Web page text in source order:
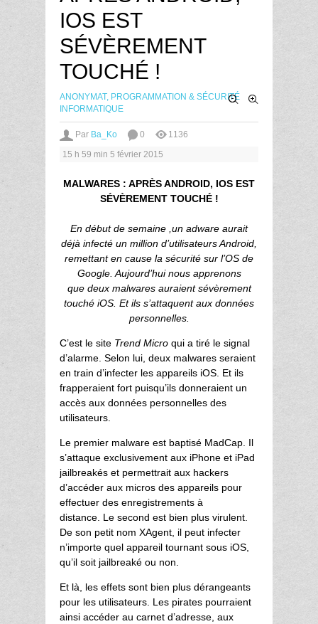
IOS EST
SÉVÈREMENT
TOUCHÉ !
ANONYMAT, PROGRAMMATION & SÉCURITÉ
INFORMATIQUE
Par Ba_Ko 0
1136
15 h 59 min 5 février 2015
MALWARES : APRÈS ANDROID, IOS EST
SÉVÈREMENT TOUCHÉ !
En début de semaine ,un adware aurait
déjà infecté un million d’utilisateurs Android,
remettant en cause la sécurité sur l’OS de
Google. Aujourd’hui nous apprenons
que deux malwares auraient sévèrement
touché iOS. Et ils s’attaquent aux données
personnelles.
C’est le site Trend Micro qui a tiré le signal
d’alarme. Selon lui, deux malwares seraient
en train d’infecter les appareils iOS. Et ils
frapperaient fort puisqu’ils donneraient un
accès aux données personnelles des
utilisateurs.
Le premier malware est baptisé MadCap. Il
s’attaque exclusivement aux iPhone et iPad
jailbreakés et permettrait aux hackers
d’accéder aux micros des appareils pour
effectuer des enregistrements à
distance. Le second est bien plus virulent.
De son petit nom XAgent, il peut infecter
n’importe quel appareil tournant sous iOS,
qu’il soit jailbreaké ou non.
Et là, les effets sont bien plus dérangeants
pour les utilisateurs. Les pirates pourraient
ainsi accéder au carnet d’adresse, aux